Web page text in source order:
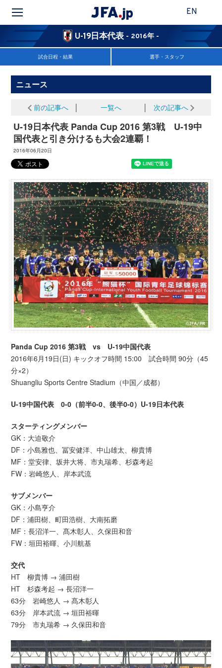
EN
U-19日本代表 - 2016年 -
試合日程・結果 選手・スタッフ
ニュース
前の記事へ 一覧へ 次の記事へ
U-19日本代表 Panda Cup 2016 第3戦 U-19中
国代表と引き分けるも大会2連覇！
2016年06月20日
Panda Cup 2016 第3戦 vs U-19中国代表
2016年6月19日(日) キックオフ時間 15:00 試合時間 90分（45
分×2）
Shuangliu Sports Centre Stadium（中国／成都）
U-19中国代表 0-0（前半0-0、後半0-0）U-19日本代表
スターティングメンバー
GK：大迫敬介
DF：小島雅也、冨安健洋、中山雄太、柳貴博
MF：堂安律、坂井大将、市丸瑞希、杉森考起
FW：岩崎悠人、岸本武流
サブメンバー
GK：小島亨介
DF：浦田樹、町田浩樹、大南拓磨
MF：長沼洋一、髙木彰人、久保田和音
FW：垣田裕暉、小川航基
交代
HT 柳貴博 → 浦田樹
HT 杉森考起 → 長沼洋一
63分 岩崎悠人 → 髙木彰人
63分 岸本武流 → 垣田裕暉
79分 市丸瑞希 → 久保田和音